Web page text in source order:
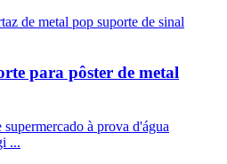
para pôster de metal